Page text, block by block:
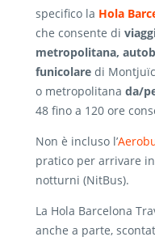
specifico la Hola
che consente di
metropolitana,
funicolare di
o metropolitana da/
48 fino a 120 ore
Non è incluso l’
pratico per arrivare
notturni (NitBus).
La Hola Barcelona
anche a parte,